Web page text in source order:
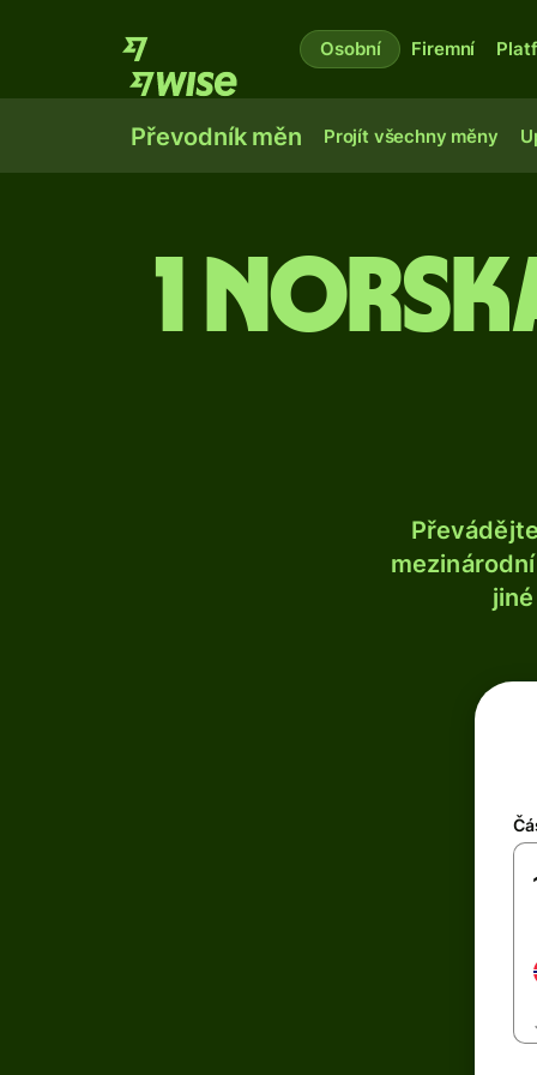
Osobní Firemní
Převodník měn Projít všechny měny
1